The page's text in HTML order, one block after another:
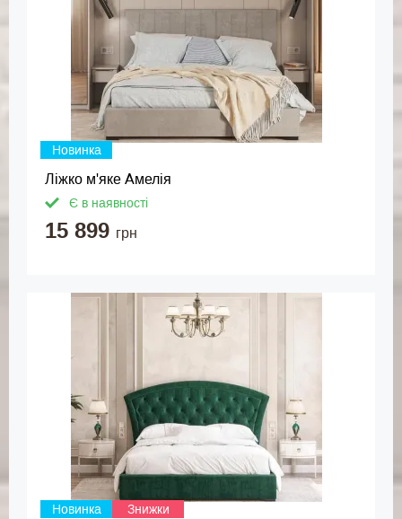
Новинка
Ліжко м'яке Амелія
Є в наявності
15 899 грн
Новинка Знижки